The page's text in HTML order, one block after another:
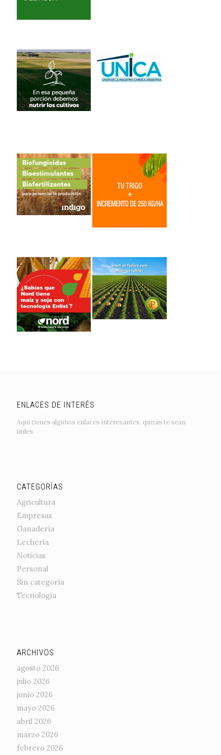
ENLACES DE INTERÉS
Aquí tienes algunos enlaces interesantes, quizás te sean
útiles.
CATEGORÍAS
Agricultura
Empresas
Ganadería
Lechería
Noticias
Personal
Sin categoría
Tecnología
ARCHIVOS
agosto 2026
julio 2026
junio 2026
mayo 2026
abril 2026
marzo 2026
febrero 2026